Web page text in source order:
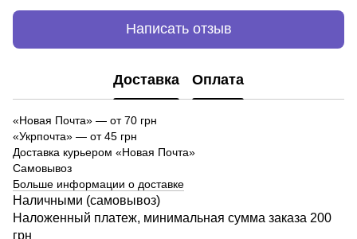
Написать отзыв
Доставка Оплата
«Новая Почта» — от 70 грн
«Укрпочта» — от 45 грн
Доставка курьером «Новая Почта»
Самовывоз
Больше информации о доставке
Наличными (самовывоз)
Наложенный платеж, минимальная сумма заказа 200
грн